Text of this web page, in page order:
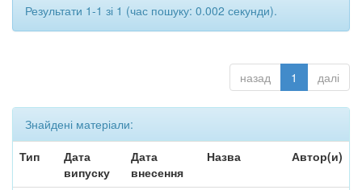
Результати 1-1 зі 1 (час пошуку: 0.002 секунди).
назад 1 далі
Знайдені матеріали:
Тип
Дата
випуску
Дата
внесення
Назва Автор(и)